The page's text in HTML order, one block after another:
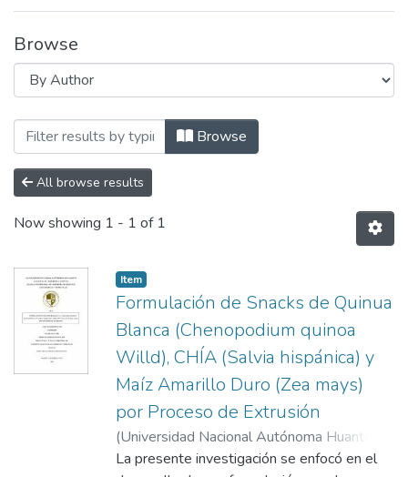
Manuales
Browse
Browsing Ingeniería de Negocios
Browse
All browse results
Now showing 1 - 1 of 1
Item
Formulación de Snacks de Quinua
Blanca (Chenopodium quinoa
Willd), CHÍA (Salvia hispánica) y
Maíz Amarillo Duro (Zea mays)
por Proceso de Extrusión
(Universidad Nacional Autónoma Huanta
2024-09-13)Mendoza Cisneros Jean
La presente investigación se enfocó en el